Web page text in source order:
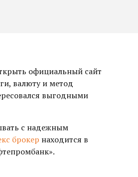
официальный сайт
валюту и метод
выгодными
с надежным
брокер находится в